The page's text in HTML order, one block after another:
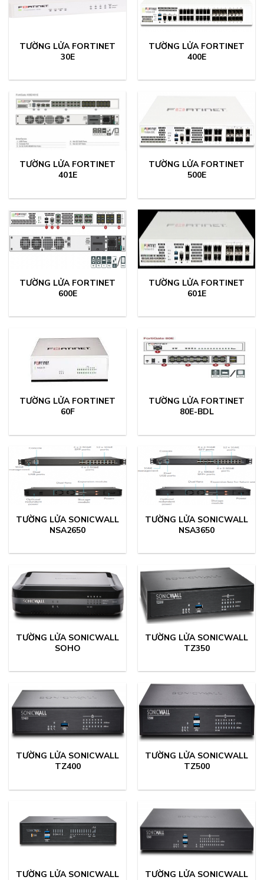
TƯỜNG LỬA FORTINET
30E
TƯỜNG LỬA FORTINET
400E
TƯỜNG LỬA FORTINET
401E
TƯỜNG LỬA FORTINET
500E
TƯỜNG LỬA FORTINET
600E
TƯỜNG LỬA FORTINET
601E
TƯỜNG LỬA FORTINET
60F
TƯỜNG LỬA FORTINET
80E-BDL
TƯỜNG LỬA SONICWALL
NSA2650
TƯỜNG LỬA SONICWALL
NSA3650
TƯỜNG LỬA SONICWALL
SOHO
TƯỜNG LỬA SONICWALL
TZ350
TƯỜNG LỬA SONICWALL
TZ400
TƯỜNG LỬA SONICWALL
TZ500
TƯỜNG LỬA SONICWALL
TƯỜNG LỬA SONICWALL